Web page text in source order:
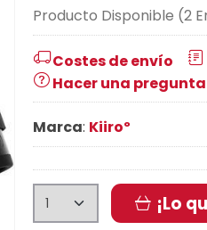
Producto Disponible (2
Costes de envío
Hacer una pregunta
Marca: Kiiroº
¡Lo